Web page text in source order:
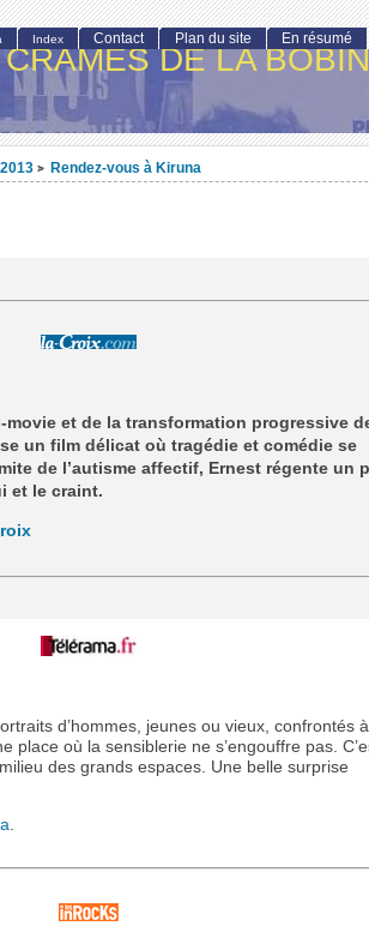
DE LA
> Rendez-vous à Kiruna
et de la transformation progressive
un film délicat où tragédie et comédie se
de l’autisme affectif, Ernest régente un
et le craint.
d’hommes, jeunes ou vieux, confrontés
place où la sensiblerie ne s’engouffre pas.
des grands espaces. Une belle surprise
Index Contact Plan du site En résumé